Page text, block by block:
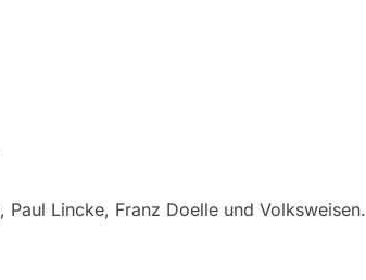
Lincke, Franz Doelle und Volksweisen.